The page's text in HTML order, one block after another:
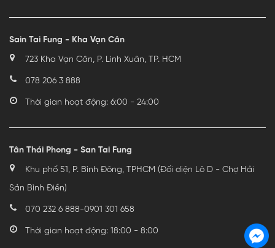
Sain Tai Fung - Kha Vạn Cân
723 Kha Vạn Cân, P. Linh Xuân, TP. HCM
078 206 3 888
Thời gian hoạt động: 6:00 - 24:00
Tân Thái Phong - San Tai Fung
Khu phố 51, P. Bình Đông, TPHCM (Đối diện Lô D - Chợ Hải
Sản Bình Điền)
070 232 6 888-0901 301 658
Thời gian hoạt động: 18:00 - 8:00